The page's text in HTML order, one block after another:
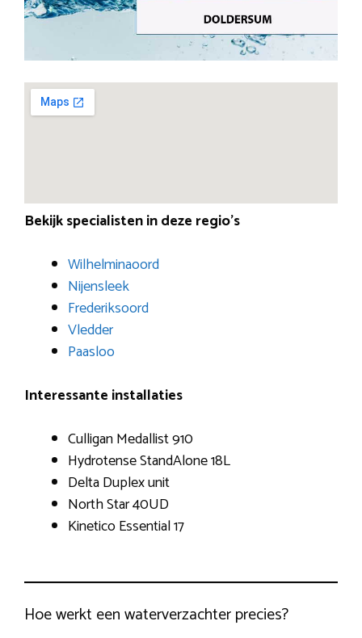
Bekijk specialisten in deze regio’s
Wilhelminaoord
Nijensleek
Frederiksoord
Vledder
Paasloo
Interessante installaties
Culligan Medallist 910
Hydrotense StandAlone 18L
Delta Duplex unit
North Star 40UD
Kinetico Essential 17
Hoe werkt een waterverzachter precies?